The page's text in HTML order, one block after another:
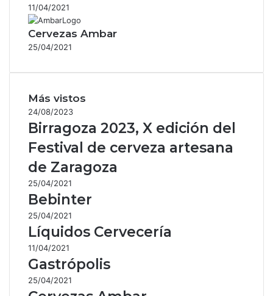
11/04/2021
Cervezas Ambar
25/04/2021
Más vistos
24/08/2023
Birragoza 2023, X edición del
Festival de cerveza artesana
de Zaragoza
25/04/2021
Bebinter
25/04/2021
Líquidos Cervecería
11/04/2021
Gastrópolis
25/04/2021